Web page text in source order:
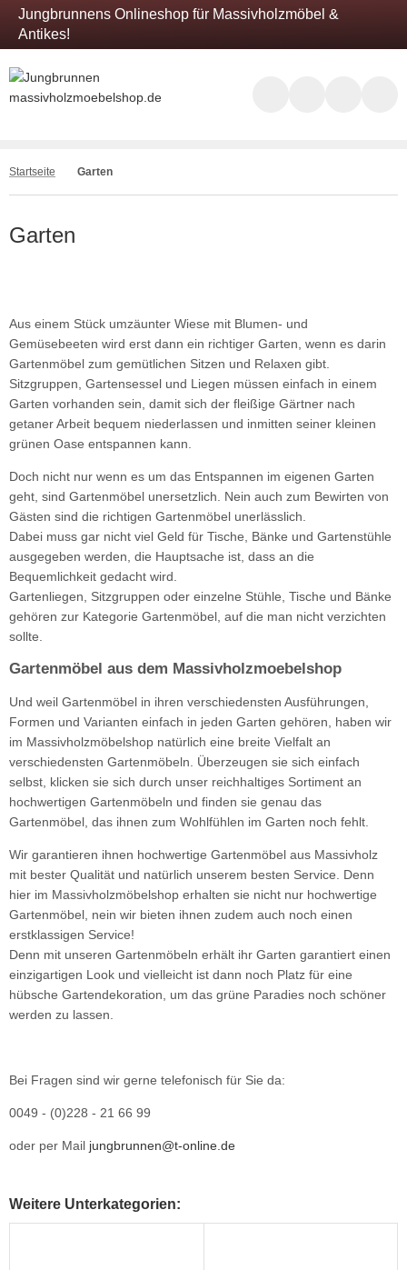
Jungbrunnens Onlineshop für Massivholzmöbel &
Antikes!
Startseite Garten
Garten
Aus einem Stück umzäunter Wiese mit Blumen- und
Gemüsebeeten wird erst dann ein richtiger Garten, wenn es darin
Gartenmöbel zum gemütlichen Sitzen und Relaxen gibt.
Sitzgruppen, Gartensessel und Liegen müssen einfach in einem
Garten vorhanden sein, damit sich der fleißige Gärtner nach
getaner Arbeit bequem niederlassen und inmitten seiner kleinen
grünen Oase entspannen kann.
Doch nicht nur wenn es um das Entspannen im eigenen Garten
geht, sind Gartenmöbel unersetzlich. Nein auch zum Bewirten von
Gästen sind die richtigen Gartenmöbel unerlässlich.
Dabei muss gar nicht viel Geld für Tische, Bänke und Gartenstühle
ausgegeben werden, die Hauptsache ist, dass an die
Bequemlichkeit gedacht wird.
Gartenliegen, Sitzgruppen oder einzelne Stühle, Tische und Bänke
gehören zur Kategorie Gartenmöbel, auf die man nicht verzichten
sollte.
Gartenmöbel aus dem Massivholzmoebelshop
Und weil Gartenmöbel in ihren verschiedensten Ausführungen,
Formen und Varianten einfach in jeden Garten gehören, haben wir
im Massivholzmöbelshop natürlich eine breite Vielfalt an
verschiedensten Gartenmöbeln. Überzeugen sie sich einfach
selbst, klicken sie sich durch unser reichhaltiges Sortiment an
hochwertigen Gartenmöbeln und finden sie genau das
Gartenmöbel, das ihnen zum Wohlfühlen im Garten noch fehlt.
Wir garantieren ihnen hochwertige Gartenmöbel aus Massivholz
mit bester Qualität und natürlich unserem besten Service. Denn
hier im Massivholzmöbelshop erhalten sie nicht nur hochwertige
Gartenmöbel, nein wir bieten ihnen zudem auch noch einen
erstklassigen Service!
Denn mit unseren Gartenmöbeln erhält ihr Garten garantiert einen
einzigartigen Look und vielleicht ist dann noch Platz für eine
hübsche Gartendekoration, um das grüne Paradies noch schöner
werden zu lassen.
Bei Fragen sind wir gerne telefonisch für Sie da:
0049 - (0)228 - 21 66 99
oder per Mail jungbrunnen@t-online.de
Weitere Unterkategorien: